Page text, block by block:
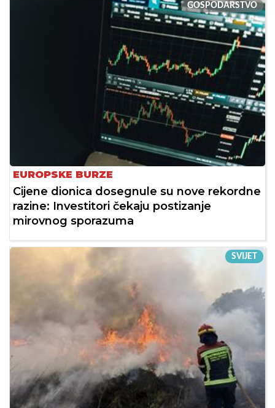
GOSPODARSTVO
EUROPSKE BURZE
Cijene dionica dosegnule su nove rekordne
razine: Investitori čekaju postizanje
mirovnog sporazuma
SVIJET